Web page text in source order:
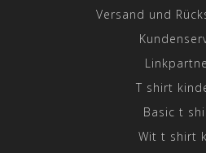
Versand und
T shirt
Basic t
Wit t shirt